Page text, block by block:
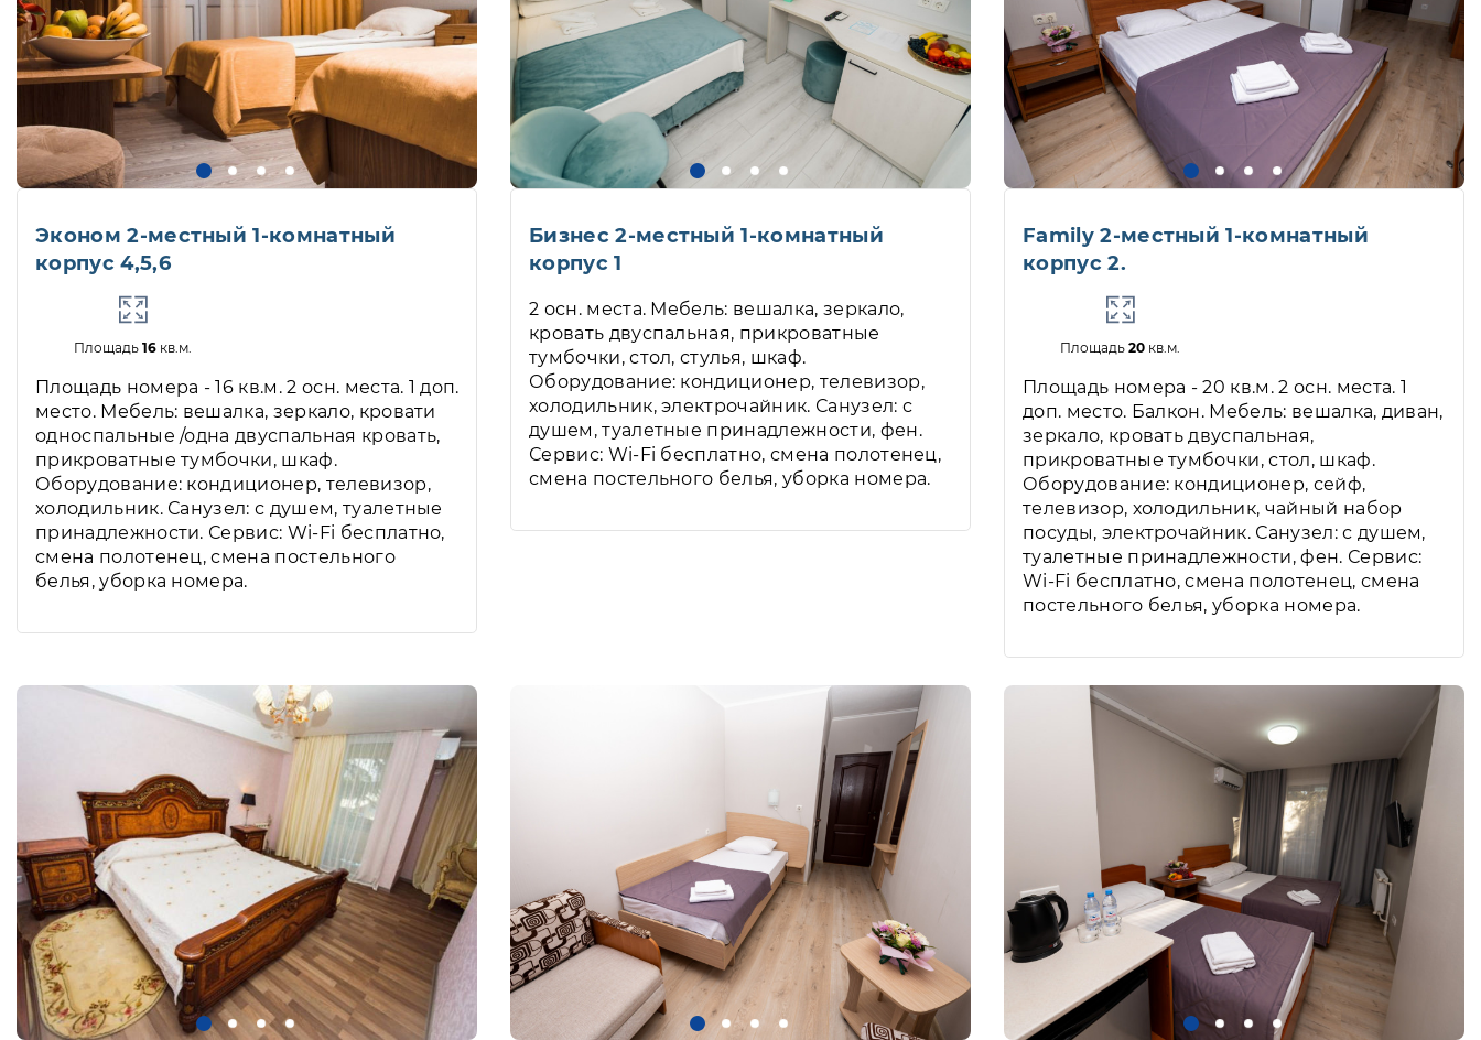
Эконом 2-местный 1-комнатный
корпус 4,5,6
Площадь16 кв.м.
Площадь номера - 16 кв.м. 2 осн. места. 1 доп.
место. Мебель: вешалка, зеркало, кровати
односпальные /одна двуспальная кровать,
прикроватные тумбочки, шкаф.
Оборудование: кондиционер, телевизор,
холодильник. Санузел: с душем, туалетные
принадлежности. Сервис: Wi-Fi бесплатно,
смена полотенец, смена постельного
белья, уборка номера.
Бизнес 2-местный 1-комнатный
корпус 1
2 осн. места. Мебель: вешалка, зеркало,
кровать двуспальная, прикроватные
тумбочки, стол, стулья, шкаф.
Оборудование: кондиционер, телевизор,
холодильник, электрочайник. Санузел: с
душем, туалетные принадлежности, фен.
Сервис: Wi-Fi бесплатно, смена полотенец,
смена постельного белья, уборка номера.
Family 2-местный 1-комнатный
корпус 2.
Площадь20 кв.м.
Площадь номера - 20 кв.м. 2 осн. места. 1
доп. место. Балкон. Мебель: вешалка, диван,
зеркало, кровать двуспальная,
прикроватные тумбочки, стол, шкаф.
Оборудование: кондиционер, сейф,
телевизор, холодильник, чайный набор
посуды, электрочайник. Санузел: с душем,
туалетные принадлежности, фен. Сервис:
Wi-Fi бесплатно, смена полотенец, смена
постельного белья, уборка номера.